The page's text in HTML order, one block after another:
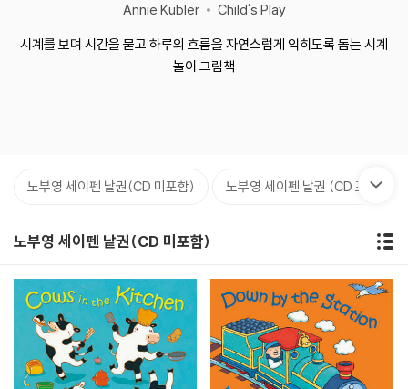
Annie Kubler
Child's Play
시계를 보며 시간을 묻고 하루의 흐름을 자연스럽게 익히도록 돕는 시계
놀이 그림책
노부영 세이펜 낱권(CD 미포함) 노부영 세이펜 낱권 (CD 포함)
노부영 세이펜 낱권(CD 미포함)